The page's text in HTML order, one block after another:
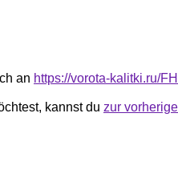
an https://vorota-kalitki.ru/
kannst du zur